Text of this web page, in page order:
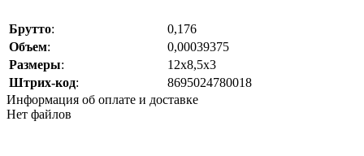
Брутто:
0,176
Объем:
0,00039375
Размеры:
12х8,5х3
Штрих-код:
8695024780018
Информация об оплате и доставке
Нет файлов